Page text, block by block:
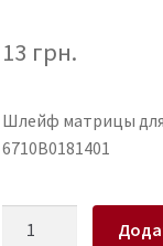
13 грн.
Шлейф матрицы для
6710B0181401